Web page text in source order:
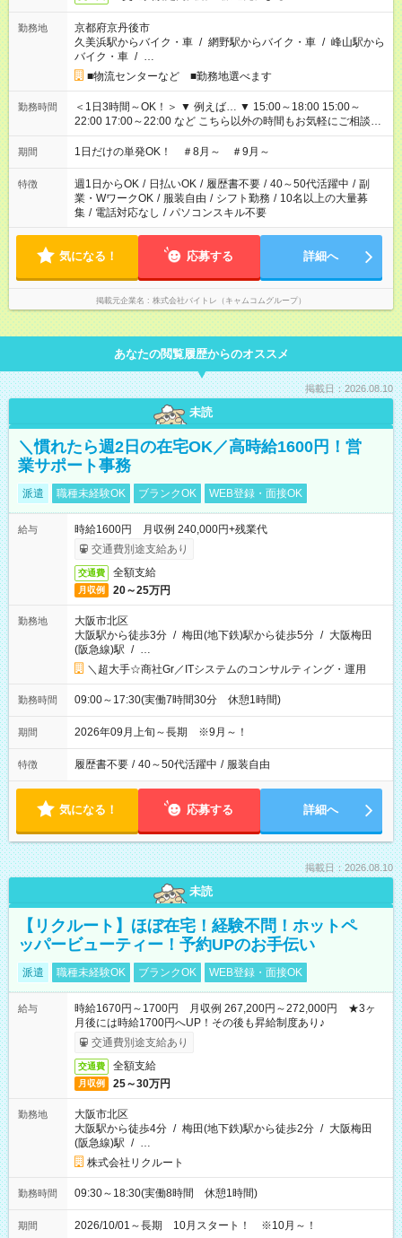
勤務地
京都府京丹後市
久美浜駅からバイク・車 / 網野駅からバイク・車 / 峰山駅から
バイク・車 / …
■物流センターなど ■勤務地選べます
勤務時間
＜1日3時間～OK！＞ ▼ 例えば… ▼ 15:00～18:00 15:00～
22:00 17:00～22:00 など こちら以外の時間もお気軽にご相談く
ださい！
期間 1日だけの単発OK！ ＃8月～ ＃9月～
特徴 週1日からOK / 日払いOK / 履歴書不要 / 40～50代活躍中 / 副
業・WワークOK / 服装自由 / シフト勤務 / 10名以上の大量募
集 / 電話対応なし / パソコンスキル不要
気になる！ 応募する 詳細へ
掲載元企業名 株式会社バイトレ（キャムコムグループ）
あなたの閲覧履歴からのオススメ
掲載日：2026.08.10
未読
＼慣れたら週2日の在宅OK／高時給1600円！営
業サポート事務
派遣 職種未経験OK ブランクOK WEB登録・面接OK
給与
時給1600円 月収例 240,000円+残業代
交通費別途支給あり
交通費 全額支給
月収例 20～25万円
勤務地
大阪市北区
大阪駅から徒歩3分 / 梅田(地下鉄)駅から徒歩5分 / 大阪梅田
(阪急線)駅 / …
＼超大手☆商社Gr／ITシステムのコンサルティング・運用
勤務時間 09:00～17:30(実働7時間30分 休憩1時間)
期間 2026年09月上旬～長期 ※9月～！
特徴 履歴書不要 / 40～50代活躍中 / 服装自由
気になる！ 応募する 詳細へ
掲載日：2026.08.10
未読
【リクルート】ほぼ在宅！経験不問！ホットペ
ッパービューティー！予約UPのお手伝い
派遣 職種未経験OK ブランクOK WEB登録・面接OK
給与
時給1670円～1700円 月収例 267,200円～272,000円 ★3ヶ
月後には時給1700円へUP！その後も昇給制度あり♪
交通費別途支給あり
交通費 全額支給
月収例 25～30万円
勤務地
大阪市北区
大阪駅から徒歩4分 / 梅田(地下鉄)駅から徒歩2分 / 大阪梅田
(阪急線)駅 / …
株式会社リクルート
勤務時間 09:30～18:30(実働8時間 休憩1時間)
期間 2026/10/01～長期 10月スタート！ ※10月～！